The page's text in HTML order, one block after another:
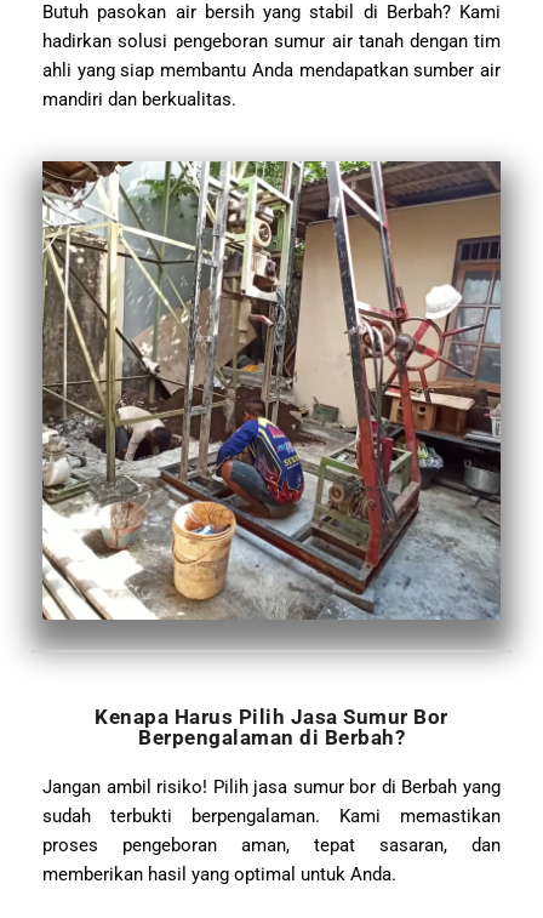
Butuh pasokan air bersih yang stabil di Berbah? Kami
hadirkan solusi pengeboran sumur air tanah dengan tim
ahli yang siap membantu Anda mendapatkan sumber air
mandiri dan berkualitas.
Kenapa Harus Pilih Jasa Sumur Bor
Berpengalaman di Berbah?
Jangan ambil risiko! Pilih jasa sumur bor di Berbah yang
sudah terbukti berpengalaman. Kami memastikan
proses pengeboran aman, tepat sasaran, dan
memberikan hasil yang optimal untuk Anda.